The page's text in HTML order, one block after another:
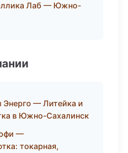
Лаб — Южно-
— Литейка и
в Южно-Сахалинск
—
токарная,